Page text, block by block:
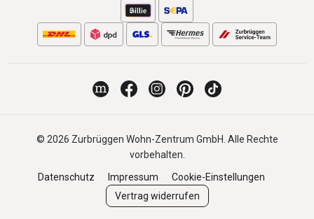
© 2026 Zurbrüggen Wohn-Zentrum GmbH. Alle Rechte
vorbehalten.
Datenschutz
Impressum
Cookie-Einstellungen
Vertrag widerrufen